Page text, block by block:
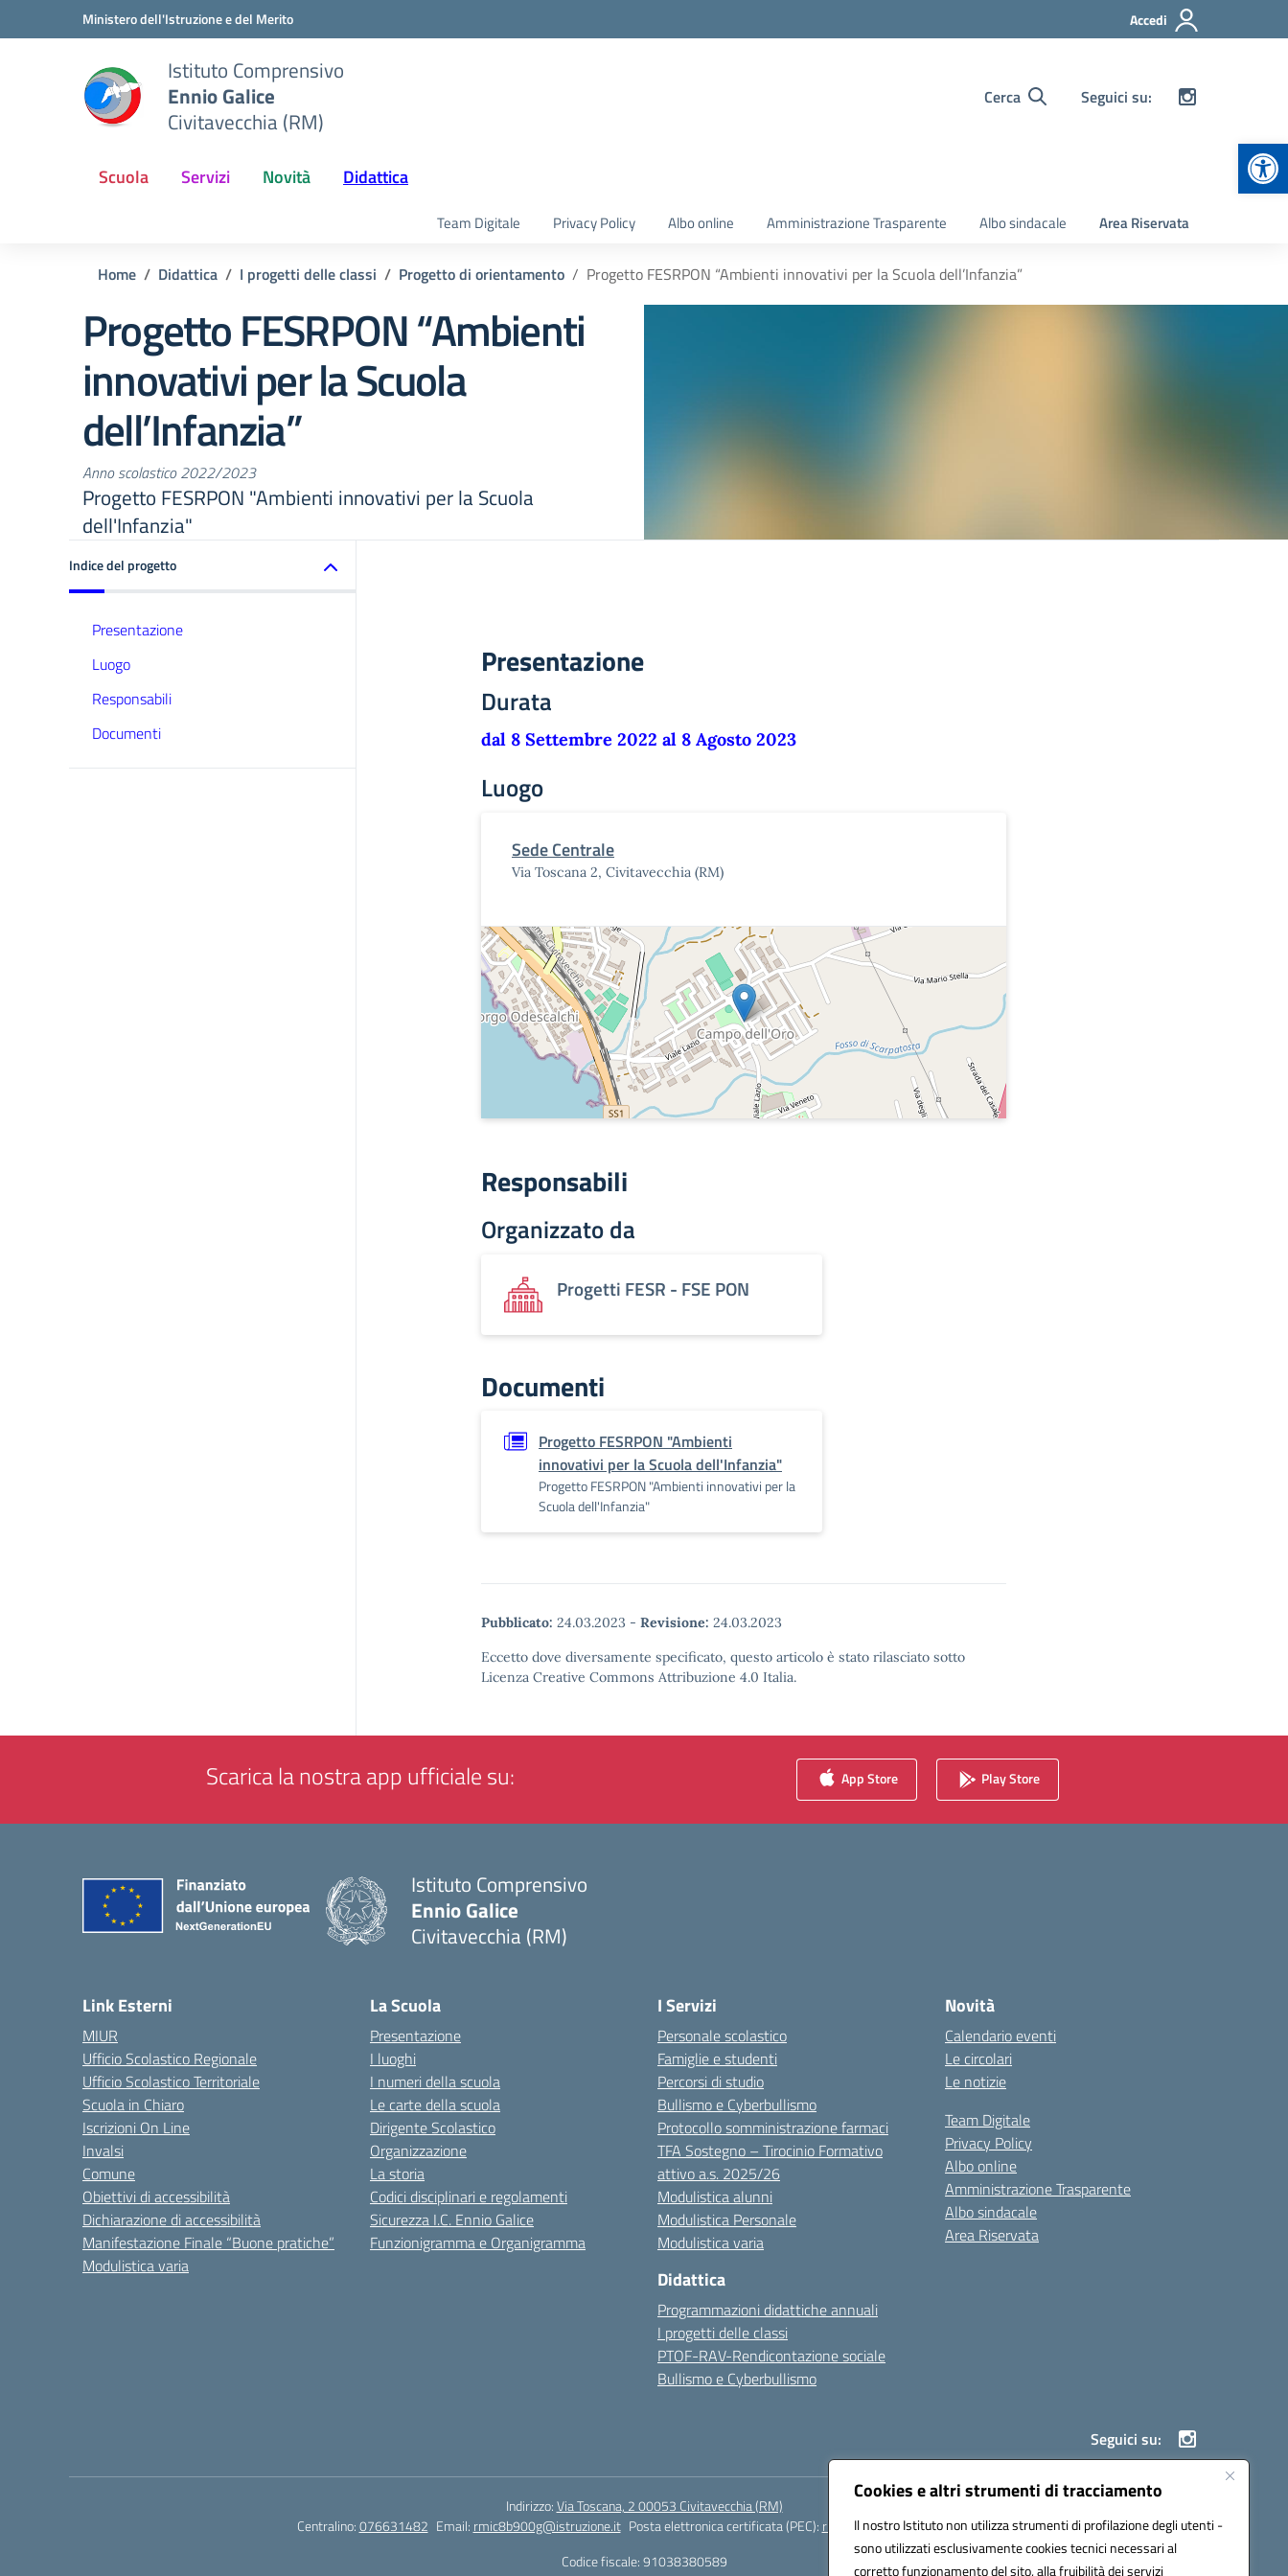
Cookies e altri strumenti di tracciamento
Il nostro Istituto non utilizza strumenti di profilazione degli utenti -
sono utilizzati esclusivamente cookies tecnici necessari al
corretto funzionamento del sito, alla fruibilità dei servizi
Vai ai contenuti
Vai al menu di navigazioneMinistero dell'Istruzione e del Merito Accedi
Istituto Comprensivo
Ennio Galice
Civitavecchia (RM)
Cerca Seguici su:
Scuola Servizi Novità Didattica
Team Digitale Privacy Policy Albo online Amministrazione Trasparente Albo sindacale Area Riservata
Home Didattica I progetti delle classi Progetto di orientamento Progetto FESRPON “Ambienti innovativi per la Scuola dell’Infanzia”
Progetto FESRPON “Ambienti
innovativi per la Scuola
dell’Infanzia”
Anno scolastico 2022/2023
Progetto FESRPON "Ambienti innovativi per la Scuola
dell'Infanzia"
Indice del progetto
Presentazione
Luogo
Responsabili
Documenti
Presentazione
Durata
dal 8 Settembre 2022 al 8 Agosto 2023
Luogo
Sede Centrale
Via Toscana 2, Civitavecchia (RM)
Responsabili
Organizzato da
Progetti FESR - FSE PON
Documenti
Progetto FESRPON "Ambienti
innovativi per la Scuola dell'Infanzia"
Progetto FESRPON "Ambienti innovativi per la
Scuola dell'Infanzia"
Pubblicato: 24.03.2023 - Revisione: 24.03.2023
Eccetto dove diversamente specificato, questo articolo è stato rilasciato sotto
Licenza Creative Commons Attribuzione 4.0 Italia.
Scarica la nostra app ufficiale su: App Store Play Store
Istituto Comprensivo
Ennio Galice
Civitavecchia (RM)
Link Esterni
MIUR
Ufficio Scolastico Regionale
Ufficio Scolastico Territoriale
Scuola in Chiaro
Iscrizioni On Line
Invalsi
Comune
Obiettivi di accessibilità
Dichiarazione di accessibilità
Manifestazione Finale “Buone pratiche”
Modulistica varia
La Scuola
Presentazione
I luoghi
I numeri della scuola
Le carte della scuola
Dirigente Scolastico
Organizzazione
La storia
Codici disciplinari e regolamenti
Sicurezza I.C. Ennio Galice
Funzionigramma e Organigramma
I Servizi
Personale scolastico
Famiglie e studenti
Percorsi di studio
Bullismo e Cyberbullismo
Protocollo somministrazione farmaci
TFA Sostegno – Tirocinio Formativo
attivo a.s. 2025/26
Modulistica alunni
Modulistica Personale
Modulistica varia
Didattica
Programmazioni didattiche annuali
I progetti delle classi
PTOF-RAV-Rendicontazione sociale
Bullismo e Cyberbullismo
Novità
Calendario eventi
Le circolari
Le notizie
Team Digitale
Privacy Policy
Albo online
Amministrazione Trasparente
Albo sindacale
Area Riservata
Seguici su:
Indirizzo:Via Toscana, 2 00053 Civitavecchia (RM)
Centralino:076631482 Email: rmic8b900g@istruzione.it Posta elettronica certificata (PEC): rmic8b900g@pec.istruzione.it
Codice fiscale: 91038380589